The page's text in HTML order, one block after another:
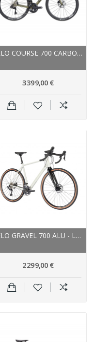
VÉLO COURSE 700 CARBONE - LAPIERRE 2024 PULSIUM...
3 399,00 €
VÉLO GRAVEL 700 ALU - LAPIERRE 2023 CROSSHILL...
2 299,00 €